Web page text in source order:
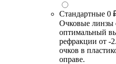
Стандартные 0
Очковые линзы
оптимальный
рефракции от -
очков в
оправе.